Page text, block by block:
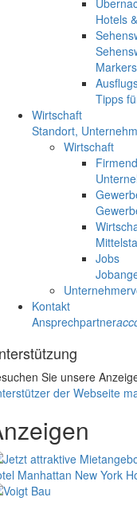
Hotels
Tipps
Wirtschaft
Standort,
Wirtschaft
Jobs
Kontakt
Ansprechpartner
Sie unsere
der Webseite
Manhattan New York